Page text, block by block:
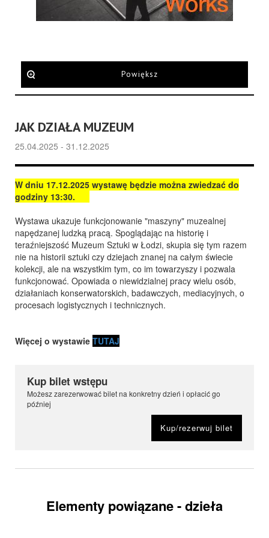
Powiększ
JAK DZIAŁA MUZEUM
25.04.2025 - 31.12.2025
W dniu 17.12.2025 wystawę będzie można zwiedzać do
godziny 13:30.
Wystawa ukazuje funkcjonowanie "maszyny" muzealnej
napędzanej ludzką pracą. Spoglądając na historię i
teraźniejszość Muzeum Sztuki w Łodzi, skupia się tym razem
nie na historii sztuki czy dziejach znanej na całym świecie
kolekcji, ale na wszystkim tym, co im towarzyszy i pozwala
funkcjonować. Opowiada o niewidzialnej pracy wielu osób,
działaniach konserwatorskich, badawczych, mediacyjnych, o
procesach logistycznych i technicznych.
Więcej o wystawie TUTAJ
Kup bilet wstępu
Możesz zarezerwować bilet na konkretny dzień i opłacić go
później
Kup/rezerwuj bilet
Elementy powiązane - dzieła